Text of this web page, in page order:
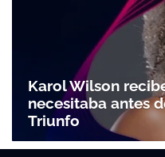
Karol Wilson
necesitaba antes
Triunfo